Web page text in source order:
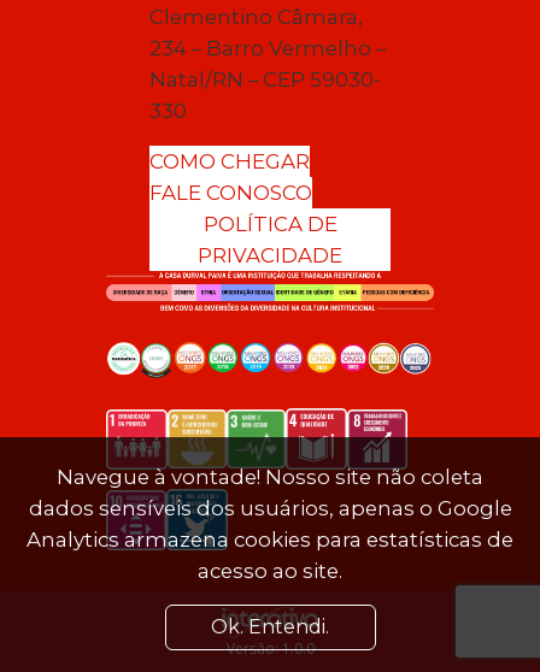
Clementino Câmara,
234 – Barro Vermelho –
Natal/RN – CEP 59030-
330
COMO CHEGAR
FALE CONOSCO
POLÍTICA DE
PRIVACIDADE
Versão: 1.0.0
Navegue à vontade! Nosso site não coleta
dados sensíveis dos usuários, apenas o Google
Analytics armazena cookies para estatísticas de
acesso ao site.
Ok. Entendi.